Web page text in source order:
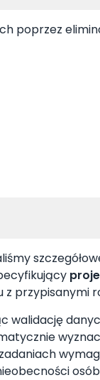
poprzez
przypisanymi
walidację